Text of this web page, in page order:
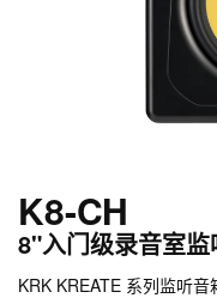
K8-CH
8"入门级录音室
KRK KREATE 系列监听